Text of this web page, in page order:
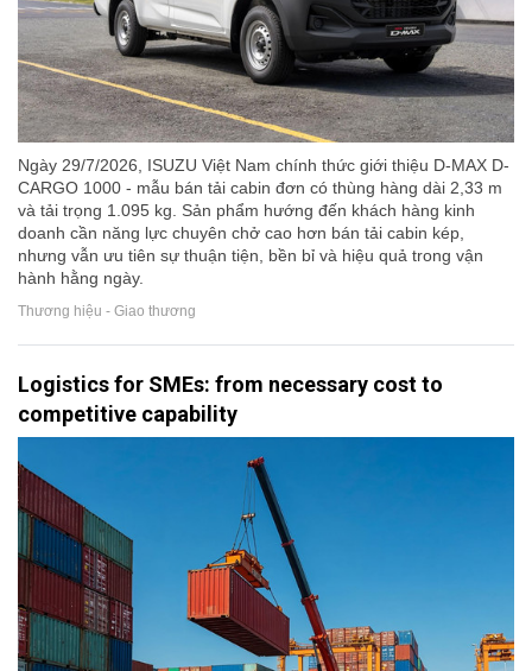
Ngày 29/7/2026, ISUZU Việt Nam chính thức giới thiệu D-MAX D-
CARGO 1000 - mẫu bán tải cabin đơn có thùng hàng dài 2,33 m
và tải trọng 1.095 kg. Sản phẩm hướng đến khách hàng kinh
doanh cần năng lực chuyên chở cao hơn bán tải cabin kép,
nhưng vẫn ưu tiên sự thuận tiện, bền bỉ và hiệu quả trong vận
hành hằng ngày.
Thương hiệu - Giao thương
Logistics for SMEs: from necessary cost to
competitive capability